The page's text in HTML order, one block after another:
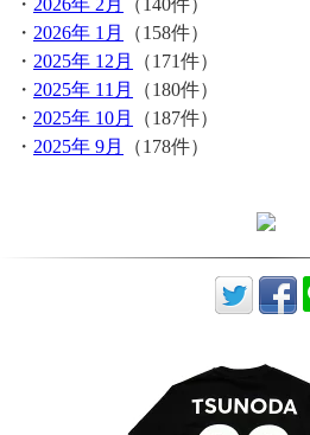
・ 2026年 2月
（140件）
・ 2026年 1月
（158件）
・ 2025年 12月
（171件）
・ 2025年 11月
（180件）
・ 2025年 10月
（187件）
・ 2025年 9月 （178件）